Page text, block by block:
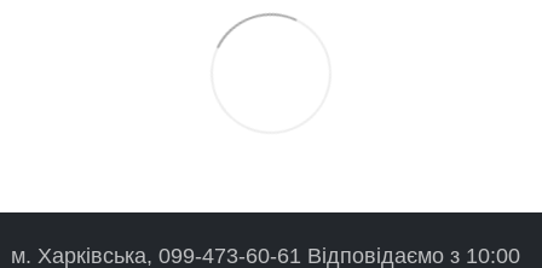
м. Харківська, 099-473-60-61 Відповідаємо з 10:00